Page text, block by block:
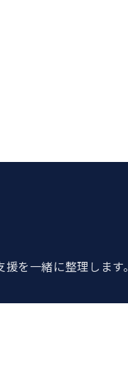
を一緒に整理します。